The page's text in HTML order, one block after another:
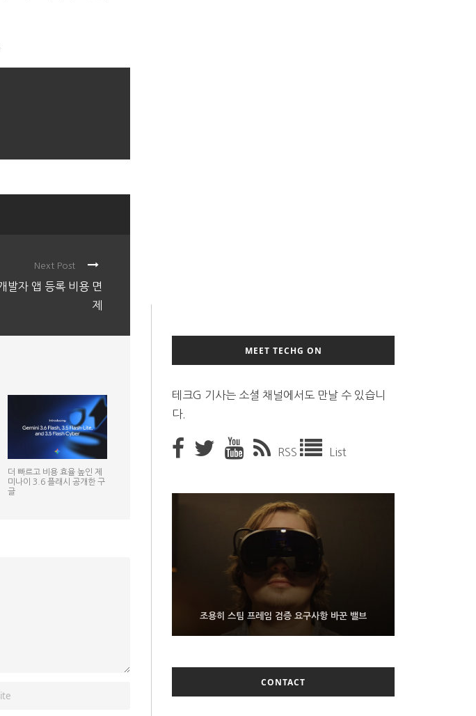
Next Post
발자 앱 등록 비용 면
제
더 빠르고 비용 효율 높인 제
미나이 3.6 플래시 공개한 구
글
MEET TECHG ON
테크G 기사는 소셜 채널에서도 만날 수 있습니
다.
RSS List
조용히 스팀 프레임 검증 요구사항 바꾼 밸브
9월 4일부터 서비스 접는 안드로이드 장치용 구글 어
시스턴트
FMS 2026서 차세대 3D 메모리 ZHBM·ZNAND-O
모형 처음 선보인 삼성전자
CONTACT